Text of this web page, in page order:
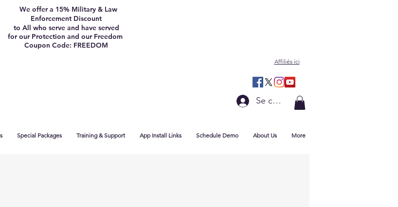
We offer a 15% Military & Law
Enforcement Discount
to All who serve and have served
for our Protection and our Freedom
Coupon Code: FREEDOM
Affiliés ici
Se connecter
Special Packages Training & Support App Install Links Schedule Demo About Us More